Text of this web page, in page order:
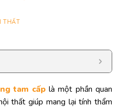
THẤT
tam cấplà một phần quan
thất giúp mang lại tính thẩm